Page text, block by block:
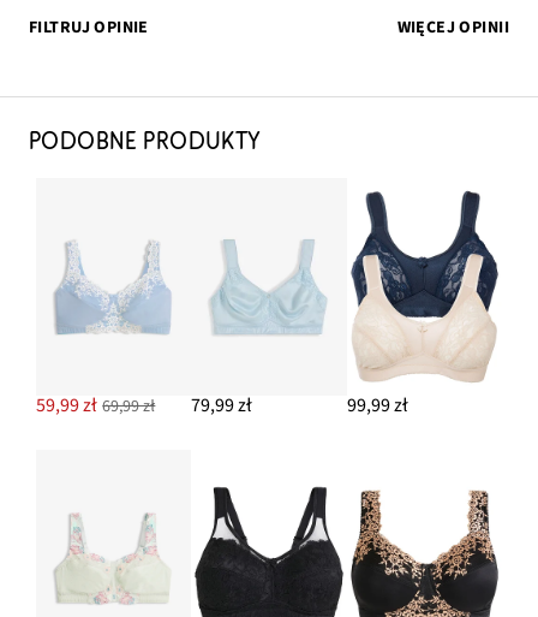
FILTRUJ OPINIE
WIĘCEJ OPINII
PODOBNE PRODUKTY
59,99 zł 69,99 zł 79,99 zł 99,99 zł